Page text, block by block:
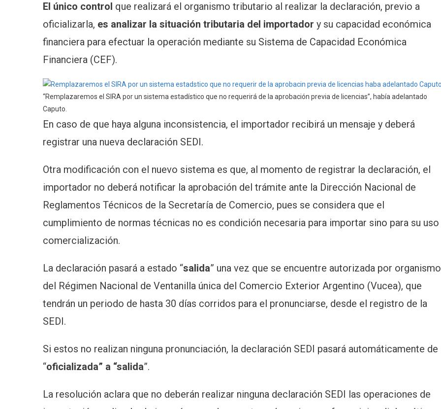
El único control que realizará el organismo tributario al realizar la declaración, previo a
oficializarla, es analizar la situación tributaria del importador y su capacidad económica
financiera para efectuar la operación mediante su Sistema de Capacidad Económica
Financiera (CEF).
“Remplazaremos el SIRA por un sistema estadístico que no requerirá de la aprobación previa de licencias”, había adelantado
Caputo.
En caso de que haya alguna inconsistencia, el importador recibirá un mensaje y deberá
registrar una nueva declaración SEDI.
Otra modificación con el nuevo sistema es que, al momento de registrar la declaración, el
importador no deberá notificar la aprobación del trámite ante la Dirección Nacional de
Reglamentos Técnicos de la Secretaría de Comercio, pues se considera que el
cumplimiento de normas técnicas no es condición necesaria para importar sino para su uso
comercialización.
La declaración pasará a estado “salida” una vez que se encuentre autorizada por
del Régimen Nacional de Ventanilla única del Comercio Exterior Argentino (Vucea), que
tendrán un periodo de hasta 30 días corridos para el pronunciarse, desde el registro de la
SEDI.
Si estos no realizan ninguna pronunciación, la declaración SEDI pasará automáticamente de
“oficializada” a “salida”.
La resolución aclara que no deberán realizar ninguna declaración SEDI las operaciones de